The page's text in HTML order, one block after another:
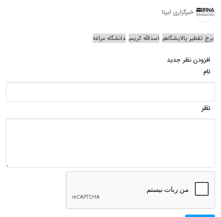
خبرگزاری ایرنا
برج تقطیر پالایشگاهی اسدالله کریمی دانشگاه مراغه
افزودن نظر جدید
نام
نظر